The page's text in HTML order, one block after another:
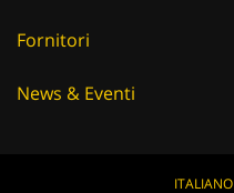
Fornitori
News & Eventi
ITALIANO